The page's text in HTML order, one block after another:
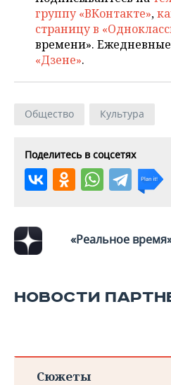
ХОККЕЙ С МЯЧОМ
ПРОИСШЕСТВИЯ
группу «ВКонтакте»,
страницу в
времени».
«Дзене».
Общество Культура
Поделитесь в соцсетях
«Реальное
НОВОСТИ
Сюжеты